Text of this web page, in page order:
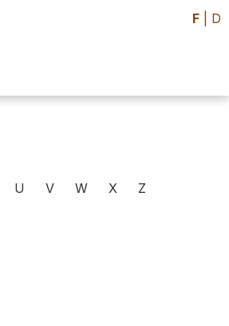
F D
U V W X Z